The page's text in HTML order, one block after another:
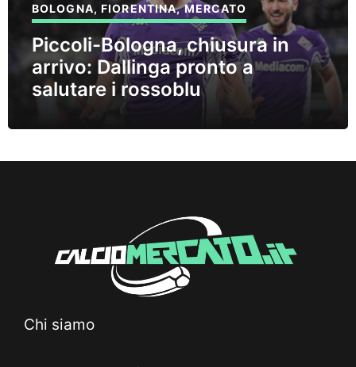
BOLOGNA,FIORENTINA,MERCATO
Piccoli-Bologna, chiusura in
arrivo: Dallinga pronto a
salutare i rossoblu
Chi siamo